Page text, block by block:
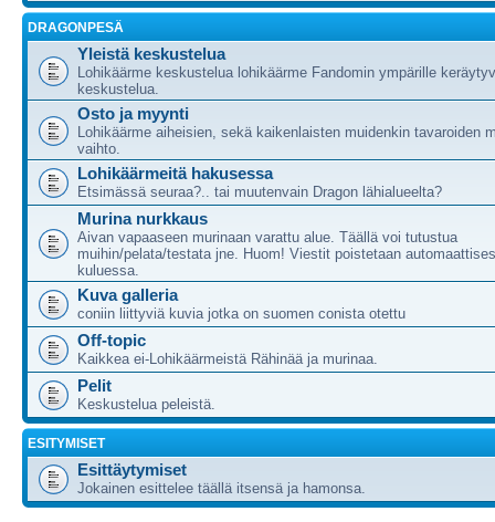
DRAGONPESÄ
Yleistä keskustelua
Lohikäärme keskustelua lohikäärme Fandomin ympärille
keskustelua.
Osto ja myynti
Lohikäärme aiheisien, sekä kaikenlaisten muidenkin tavaroiden
vaihto.
Lohikäärmeitä hakusessa
Etsimässä seuraa?.. tai muutenvain Dragon lähialueelta?
Murina nurkkaus
Aivan vapaaseen murinaan varattu alue. Täällä voi tutustua
muihin/pelata/testata jne. Huom! Viestit poistetaan
kuluessa.
Kuva galleria
coniin liittyviä kuvia jotka on suomen conista otettu
Off-topic
Kaikkea ei-Lohikäärmeistä Rähinää ja murinaa.
Pelit
Keskustelua peleistä.
ESITYMISET
Esittäytymiset
Jokainen esittelee täällä itsensä ja hamonsa.